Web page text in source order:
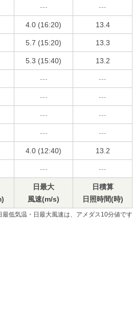
--- ---
4.0 (16:20) 13.4
5.7 (15:20) 13.3
5.3 (15:40) 13.2
--- ---
--- ---
--- ---
--- ---
4.0 (12:40) 13.2
--- ---
日最大
風速(m/s)
日積算
日照時間(時)
低気温・日最大風速は、アメダス10分値です